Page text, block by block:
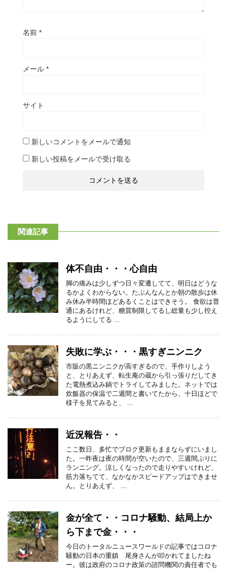
名前 *
メール *
サイト
新しいコメントをメールで通知
新しい投稿をメールで受け取る
関連記事
体不自由・・・心自由
脚の痛みは少しずつ日々変遷してて、明日はどうな
るかよくわからない。たぶんなんとか朝の散歩は休
み休み半時間ほどあるくことはできそう。 食欲は普
通にあるけれど、糖質制限してるし総量も少し控え
るようにしてる ...
失敗に学ぶ・・・黒すぎニンニク
市販の黒ニンニクが高すぎるので、手作りしよう
と、とりあえず、転生庵の蔵から引っ張りだしてき
た電熱煮込み鍋でトライしてみました。ネットでは
炊飯器の保温で二週間と書いてたから、十日ほどで
様子を見てみると、 ...
近況報告・・
ここ数日、多忙でブロク更新もままならずにいまし
た。一昨夜は夜の時間が空いたので、三週間ぶりに
ランニング。涼しくなったので走りやすいけれど、
筋力落ちてて、なかなかスピードアップはできませ
ん。とりあえず、 ...
金が全て・・コロナ騒動、結局上か
ら下まで金・・・
今日のトータルニュースワールドの記事ではコロナ
騒動の日本の重鎮 尾身さんが叩かれてましたね
ー。彼は政府のコロナ政策の諮問機関の責任者でも